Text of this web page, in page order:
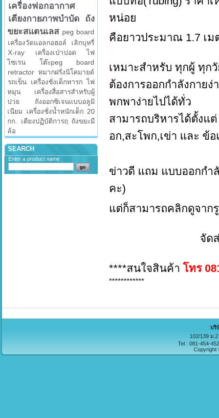
เครื่องฟอกอากาศ
เตียงกายภาพบำบัด
ถัง
ขยะสแตนเลส peg board
เครื่องวัดแอลกอฮอล์
เลิกบุหรี่
X-ray
เครื่องเป่าปอด
ไฟ
ไซเรน
โต๊ะpeg board
retractor หมากฝรั่งนิโคมายด์
รถเข็น
เครื่องชั่งเด็กทารก ไฟ
หมุน
เครื่องสื่อสารสำหรับผู้
ปวย
ถังออกซิเจนแบบอลูมิ
เนียม
เครื่องชั่งน้ำหนักเด็ก 20
กก.
เตียงปฏิบัติการฤ ถังขยะมี
ล้อ
SEARCH
Enter a product name
หน่อย
คือยาวประมาณ 1.7 เม
เหมาะสำหรับ ทุกผู้ ทุก
ต้องการออกกำลังกาย
พกพาง่ายไปได้ทั่ว
สามารถบริหารได้ตั้งแ
อก,สะโพก,เข่า และ ข้อ
ข่าวดี แถม แบบออกกำ
คะ)
แต่ก็สามารถคลิกดูจาก
จัดส่งทั่วปร
****สนใจสินค้า โทร
************
บริ
102/139 ม
Tel : 081-454-
Copyright